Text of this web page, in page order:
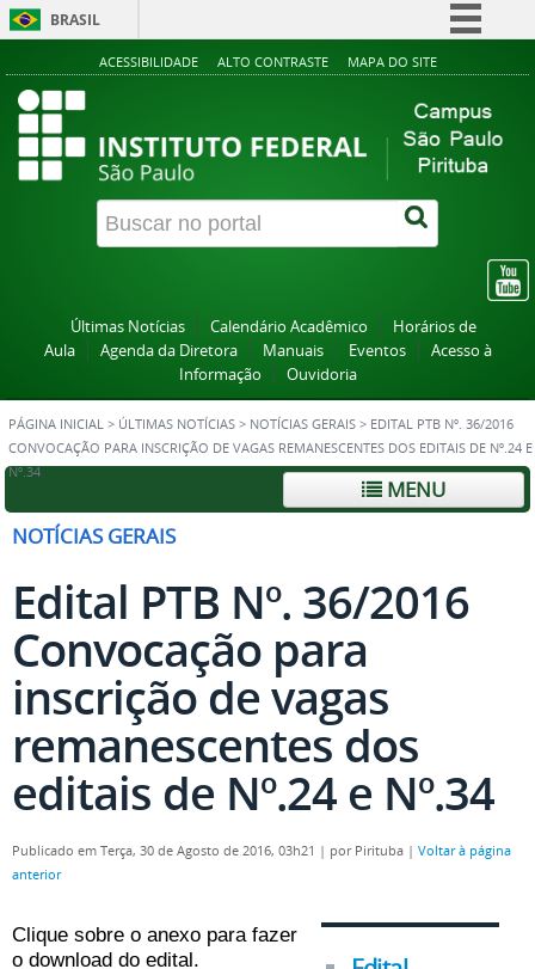
BRASIL
Simplifique!
Participe
Acesso à informação
Legislação
Canais
ACESSIBILIDADE ALTO CONTRASTE MAPA DO SITE
Últimas Notícias Calendário Acadêmico
Horários de
Aula
Agenda da Diretora Manuais Eventos
Acesso à
Informação
Ouvidoria
PÁGINA INICIAL > ÚLTIMAS NOTÍCIAS > NOTÍCIAS GERAIS > EDITAL PTB Nº. 36/2016
CONVOCAÇÃO PARA INSCRIÇÃO DE VAGAS REMANESCENTES DOS EDITAIS DE Nº.24 E
Nº.34
MENU
NOTÍCIAS GERAIS
Edital PTB Nº. 36/2016
Convocação para
inscrição de vagas
remanescentes dos
editais de Nº.24 e Nº.34
Publicado em Terça, 30 de Agosto de 2016, 03h21 | por Pirituba | Voltar à página
anterior
Clique sobre o anexo para fazer
o download do edital.